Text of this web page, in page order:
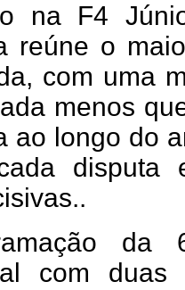
na F4
reúne o
com uma
menos
ao longo do
disputa
da
com duas